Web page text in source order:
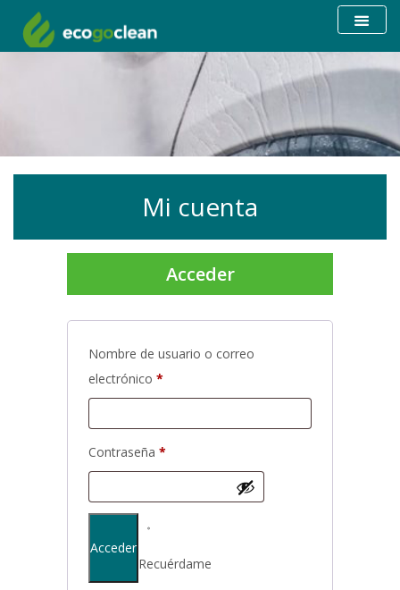
Mi cuenta
Acceder
Nombre de usuario o correo
electrónico *
Contraseña *
Acceder
Recuérdame